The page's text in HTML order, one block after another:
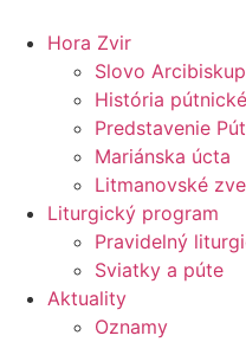
Hora Zvir
Slovo
História
Predstavenie
Mariánska úcta
Litmanovské
Liturgický program
Pravidelný
Sviatky a púte
Aktuality
Oznamy